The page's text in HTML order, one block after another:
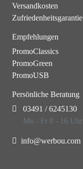
Versandkosten
Zufriedenheitsgarantie
Empfehlungen
PromoClassics
PromoGreen
PromoUSB
Persönliche Beratung
03491 / 6245130
Mo - Fr 8 - 16 Uhr
info@werbou.com